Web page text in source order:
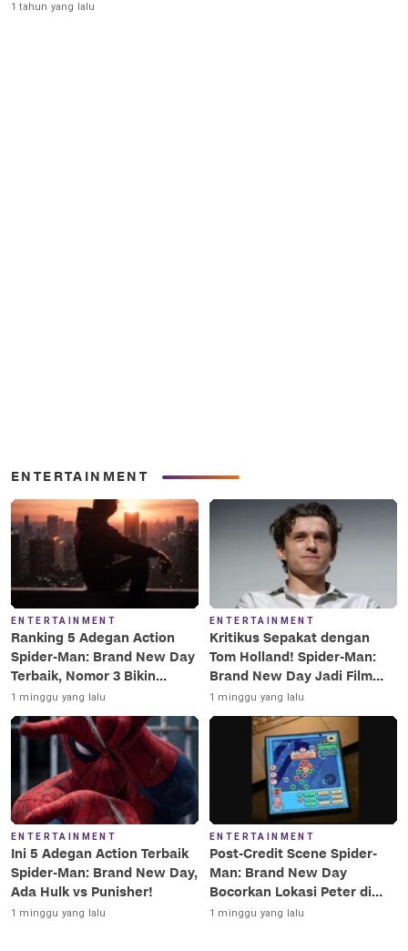
1 tahun yang lalu
ENTERTAINMENT
ENTERTAINMENT
Ranking 5 Adegan Action
Spider-Man: Brand New Day
Terbaik, Nomor 3 Bikin
Terkesima!
1 minggu yang lalu
ENTERTAINMENT
Kritikus Sepakat dengan
Tom Holland! Spider-Man:
Brand New Day Jadi Film
Terbaik Era MCU
1 minggu yang lalu
ENTERTAINMENT
Ini 5 Adegan Action Terbaik
Spider-Man: Brand New Day,
Ada Hulk vs Punisher!
1 minggu yang lalu
ENTERTAINMENT
Post-Credit Scene Spider-
Man: Brand New Day
Bocorkan Lokasi Peter di
Luar Angkasa!
1 minggu yang lalu